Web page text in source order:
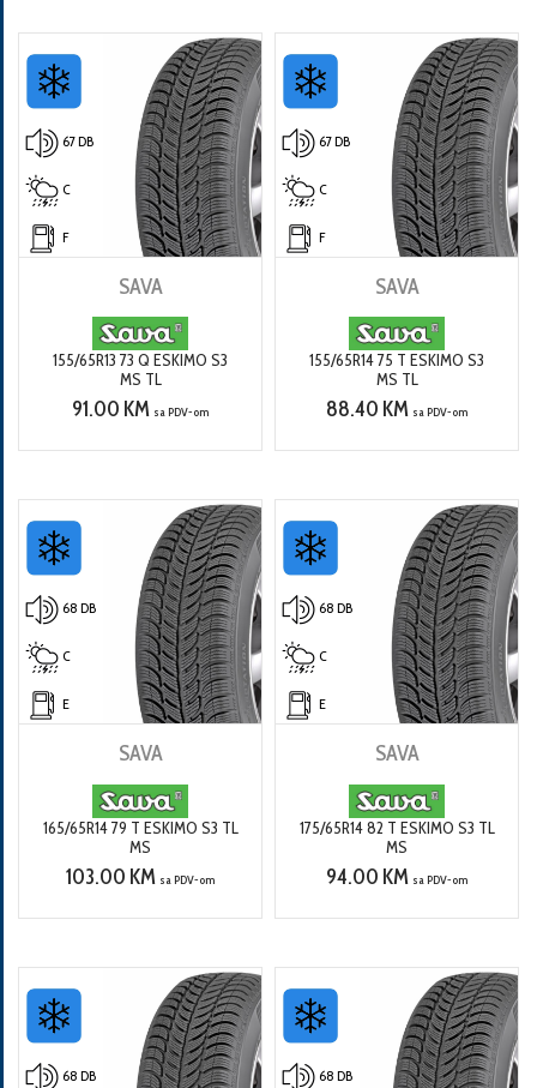
67 DB
C
F
SAVA
155/65R13 73 Q ESKIMO S3
MS TL
91.00 KM sa PDV-om
67 DB
C
F
SAVA
155/65R14 75 T ESKIMO S3
MS TL
88.40 KM sa PDV-om
68 DB
C
E
SAVA
165/65R14 79 T ESKIMO S3 TL
MS
103.00 KM sa PDV-om
68 DB
C
E
SAVA
175/65R14 82 T ESKIMO S3 TL
MS
94.00 KM sa PDV-om
68 DB 68 DB